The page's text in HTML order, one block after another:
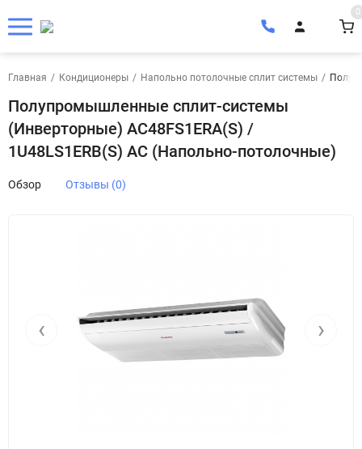
0
Главная / Кондиционеры / Напольно потолочные сплит системы /
Полупромышленные сплит-системы
(Инверторные) AC48FS1ERA(S) /
1U48LS1ERB(S) AC (Напольно-потолочные)
Обзор Отзывы (0)
‹ ›